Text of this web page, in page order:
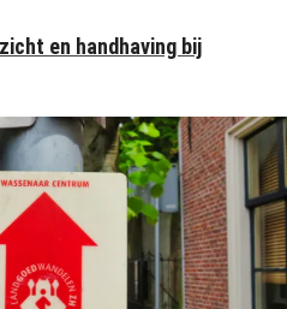
en handhaving bij